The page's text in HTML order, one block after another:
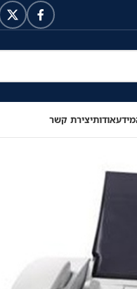
אודותיצירת קשר